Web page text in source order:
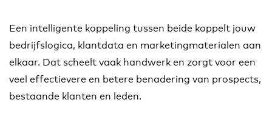
Een intelligente koppeling tussen beide koppelt jouw
bedrijfslogica, klantdata en marketingmaterialen aan
elkaar. Dat scheelt vaak handwerk en zorgt voor een
veel effectievere en betere benadering van prospects,
bestaande klanten en leden.